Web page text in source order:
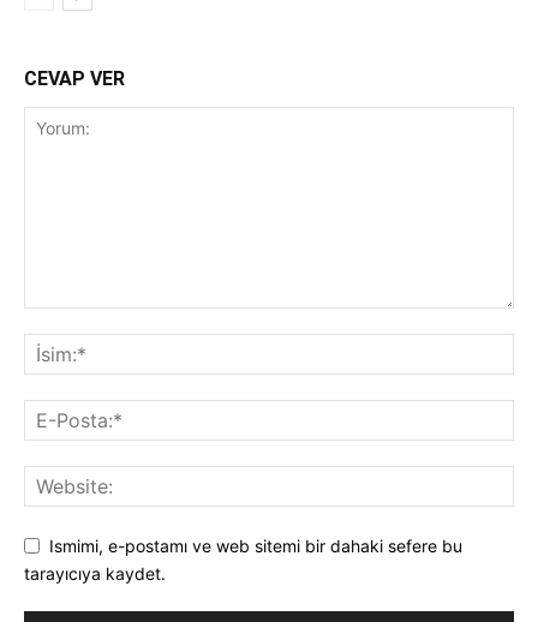
CEVAP VER
Ismimi, e-postamı ve web sitemi bir dahaki sefere bu
tarayıcıya kaydet.